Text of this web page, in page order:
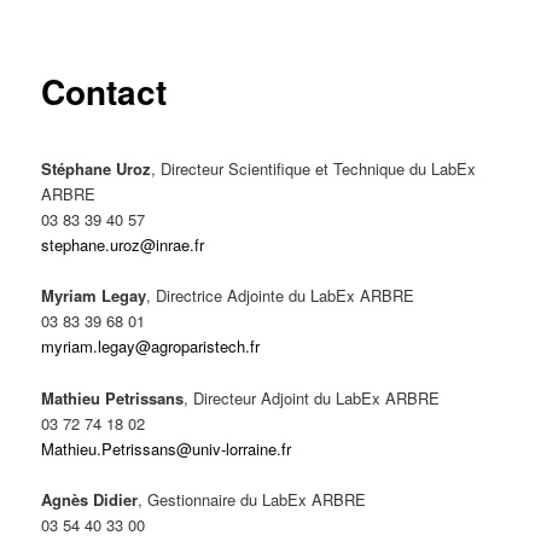
Contact
Stéphane Uroz, Directeur Scientifique et Technique du LabEx
ARBRE
03 83 39 40 57
stephane.uroz@inrae.fr
Myriam Legay, Directrice Adjointe du LabEx ARBRE
03 83 39 68 01
myriam.legay@agroparistech.fr
Mathieu Petrissans, Directeur Adjoint du LabEx ARBRE
03 72 74 18 02
Mathieu.Petrissans@univ-lorraine.fr
Agnès Didier, Gestionnaire du LabEx ARBRE
03 54 40 33 00